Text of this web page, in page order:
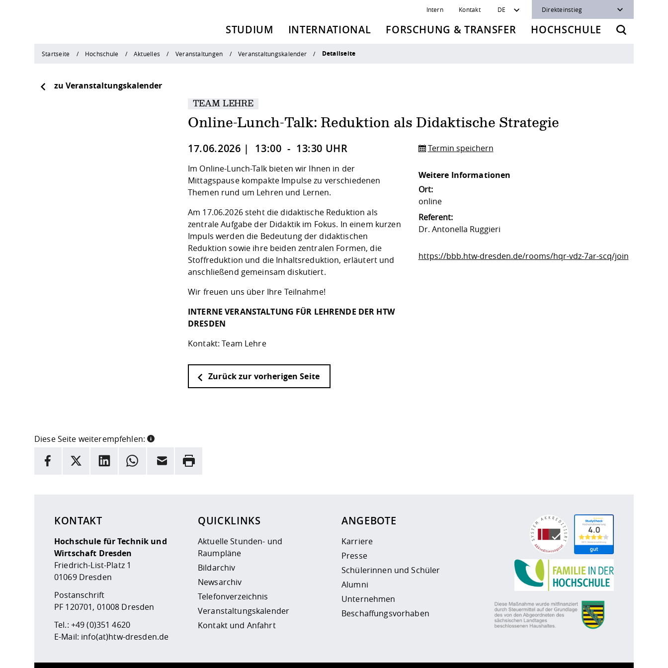
Intern Kontakt DE Direkteinstieg
STUDIUM INTERNATIONAL FORSCHUNG & TRANSFER HOCHSCHULE
Startseite Hochschule Aktuelles Veranstaltungen Veranstaltungskalender Detailseite
zu Veranstaltungskalender
TEAM LEHRE
Online-Lunch-Talk: Reduktion als Didaktische Strategie
17.06.2026 | 13:00 - 13:30 UHR
Im Online-Lunch-Talk bieten wir Ihnen in der
Mittagspause kompakte Impulse zu verschiedenen
Themen rund um Lehren und Lernen.
Am 17.06.2026 steht die didaktische Reduktion als
zentrale Aufgabe der Didaktik im Fokus. In einem kurzen
Impuls werden die Bedeutung der didaktischen
Reduktion sowie ihre beiden zentralen Formen, die
Stoffreduktion und die Inhaltsreduktion, erläutert und
anschließend gemeinsam diskutiert.
Wir freuen uns über Ihre Teilnahme!
INTERNE VERANSTALTUNG FÜR LEHRENDE DER HTW
DRESDEN
Kontakt:Team Lehre
Termin speichern
Weitere Informationen
Ort:
online
Referent:
Dr. Antonella Ruggieri
https://bbb.htw-dresden.de/rooms/hqr-vdz-7ar-scq/join
Zurück zur vorherigen Seite
Diese Seite weiterempfehlen:
INFORMATION
Facebook
X LinkedInWhatsappE-Mail Drucken
KONTAKT
Hochschule für Technik und
Wirtschaft Dresden
Friedrich-List-Platz 1
01069 Dresden
Postanschrift
PF 120701, 01008 Dresden
Tel.: +49 (0)351 4620
E-Mail: info(at)htw-dresden.de
QUICKLINKS
Aktuelle Stunden- und
Raumpläne
Bildarchiv
Newsarchiv
Telefonverzeichnis
Veranstaltungskalender
Kontakt und Anfahrt
ANGEBOTE
Karriere
Presse
Schülerinnen und Schüler
Alumni
Unternehmen
Beschaffungsvorhaben